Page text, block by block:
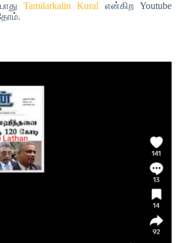
Tamilarkalin Kural என்கிற Youtube